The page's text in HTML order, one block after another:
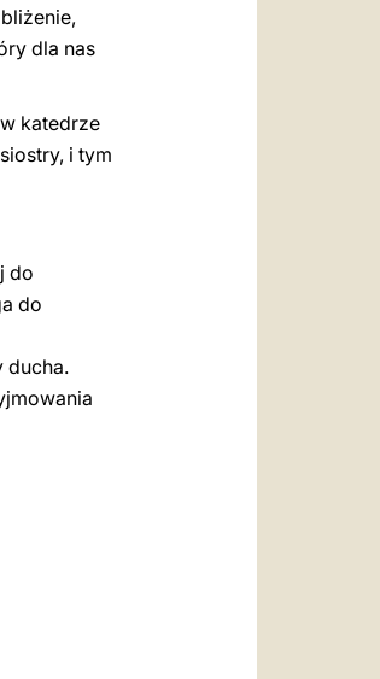
dla nas
katedrze
i tym
do
do
ducha.